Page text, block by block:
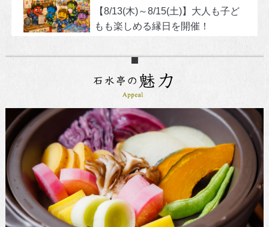
【8/13(木)～8/15(土)】大人も子ど
もも楽しめる縁日を開催！
2026.07.04 お知らせ. 新着情報
【8/10～8/16限定】お盆ドライブ
応援プランの販売を開始いたしま
した。
いつも登別 石水亭をご利用頂き、誠にありが
とうございます。 2026年8月1…
2026.06.14 お知らせ. 新着情報
【土日祝限定】Instagramフォロー
でお得！日帰り入浴＋ご当地ラン
チセットプラン登場